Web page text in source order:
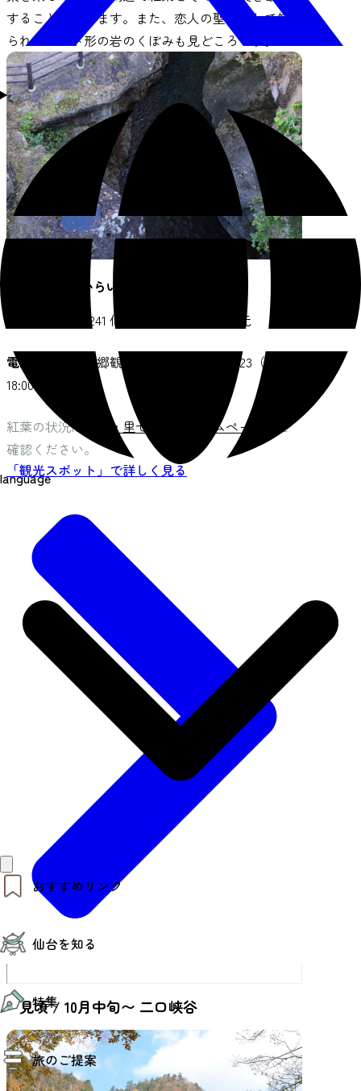
language
おすすめリンク
モデルコース
お得なチケット
仙台を知る
エリアガイド
復興に向けて
仙台観光PR動画ライブラリー
仙台から行く東北周遊旅
伝統的工芸品
特集
特集
夜時間トピックス
旅のご提案
することができます。また、恋人の聖地として知
られるハート形の岩のくぼみも見どころです。
磊々峡（らいらいきょう）
：〒982-0241 仙台市太白区秋保町湯元
電話
：秋保温泉郷観光案内所 022-398-2323（9:30〜
18:00）
紅葉の状況は 秋保・里センターホームページ
をご
確認ください。
「観光スポット」で詳しく見る
見頃 / 10月中旬〜 二口峡谷